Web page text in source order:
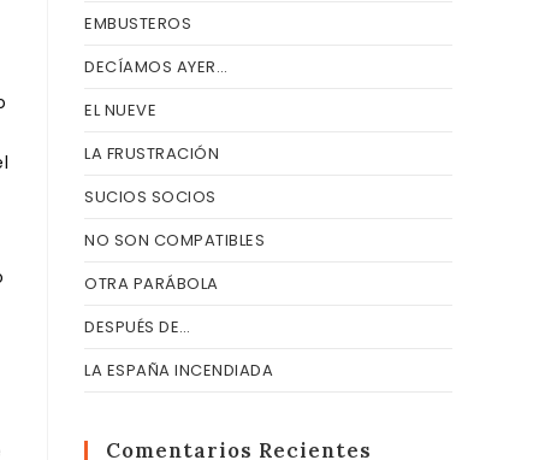
EMBUSTEROS
DECÍAMOS AYER…
EL NUEVE
LA FRUSTRACIÓN
SUCIOS SOCIOS
NO SON COMPATIBLES
OTRA PARÁBOLA
DESPUÉS DE…
LA ESPAÑA INCENDIADA
Comentarios Recientes